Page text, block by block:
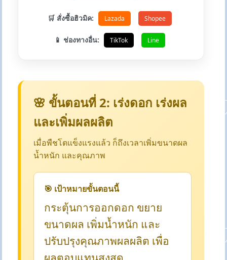
🛒 สั่งซื้อฮิวมิค: Lazada Shopee
📱 ช่องทางอื่น: TikTok Line
🌸 ขั้นตอนที่ 2: เร่งดอก เร่งผล
และเพิ่มผลผลิต
เมื่อพืชโตแข็งแรงแล้ว ก็ถึงเวลาเพิ่มขนาดผล
น้ำหนัก และคุณภาพ
🎯 เป้าหมายขั้นตอนนี้
กระตุ้นการออกดอก ขยาย
ขนาดผล เพิ่มน้ำหนัก และ
ปรับปรุงคุณภาพผลผลิต เพื่อ